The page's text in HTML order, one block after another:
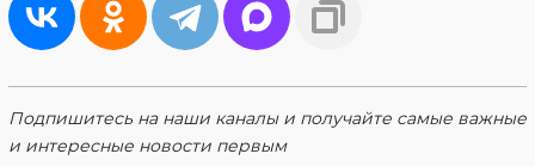
Подпишитесь на наши каналы и получайте самые важные
и интересные новости первым